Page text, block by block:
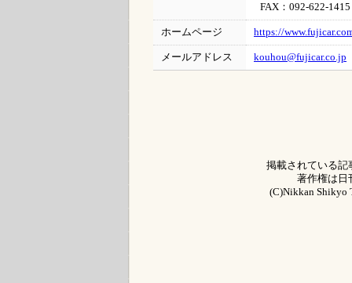
FAX：092-622-1415
ホームページ https://
メールアドレス kouhou@fujicar.co.jp
掲載されている記
著作権は日
(C)Nikkan Shikyo